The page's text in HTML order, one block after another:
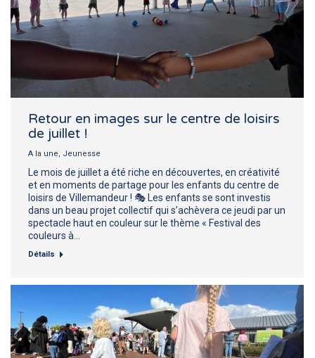
Retour en images sur le centre de loisirs
de juillet !
A la une, Jeunesse
Le mois de juillet a été riche en découvertes, en créativité
et en moments de partage pour les enfants du centre de
loisirs de Villemandeur ! 🎭 Les enfants se sont investis
dans un beau projet collectif qui s’achèvera ce jeudi par un
spectacle haut en couleur sur le thème « Festival des
couleurs à…
Détails